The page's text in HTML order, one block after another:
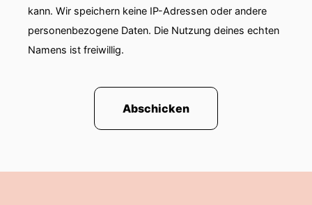
kann. Wir speichern keine IP-Adressen oder andere
personenbezogene Daten. Die Nutzung deines echten
Namens ist freiwillig.
Abschicken